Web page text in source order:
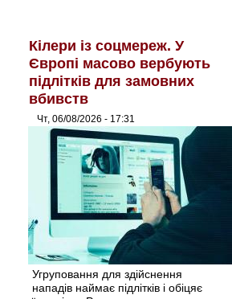
Кілери із соцмереж. У
Європі масово вербують
підлітків для замовних
вбивств
Чт, 06/08/2026 - 17:31
Угруповання для здійснення
нападів наймає підлітків і обіцяє